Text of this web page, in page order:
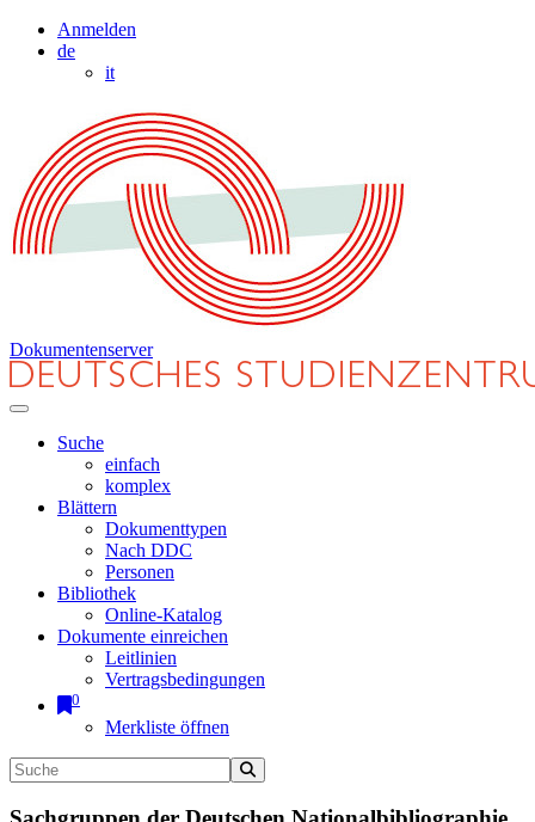
Anmelden
de
it
Dokumentenserver
Suche
einfach
komplex
Blättern
Dokumenttypen
Nach DDC
Personen
Bibliothek
Online-Katalog
Dokumente einreichen
Leitlinien
Vertragsbedingungen
0
Merkliste öffnen